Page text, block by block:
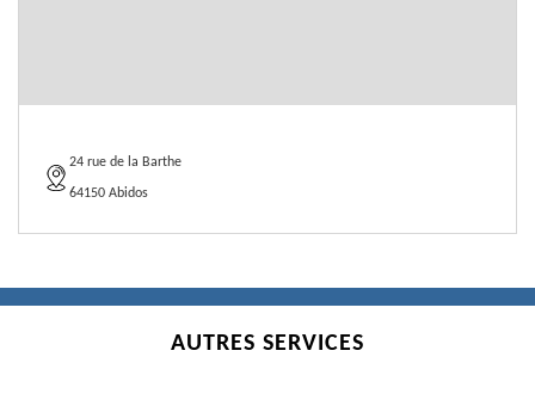
24 rue de la Barthe
64150 Abidos
AUTRES SERVICES